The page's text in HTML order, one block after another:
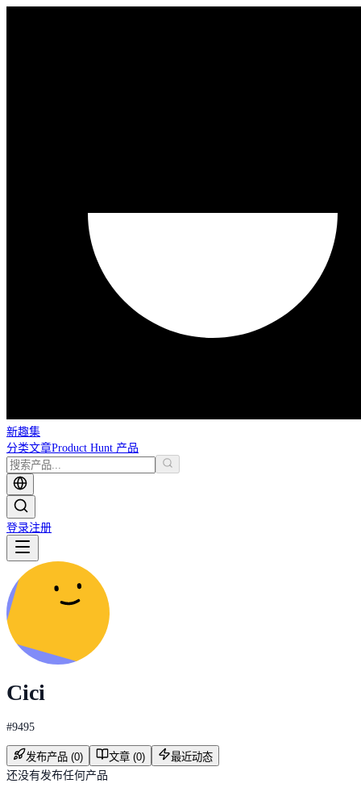
新趣集
分类文章Product Hunt 产品
登录注册
Cici
#9495
发布产品 (0) 文章 (0)
最近动态
还没有发布任何产品